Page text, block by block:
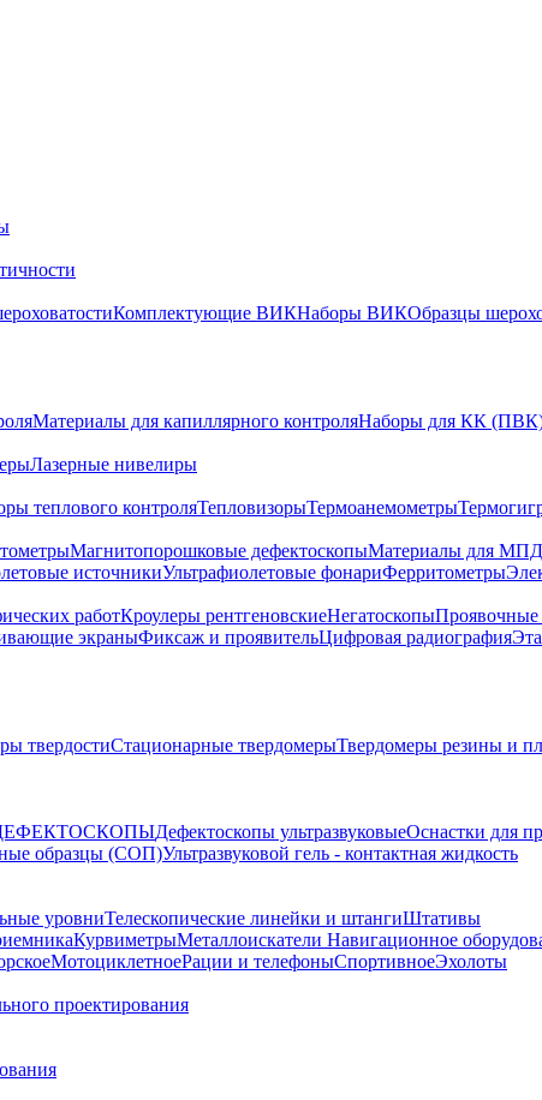
Комплектующие ВИКНаборы ВИКОбразцы
Материалы для капиллярного контроляНаборы для КК
Лазерные нивелиры
теплового контроляТепловизорыТермоанемометры
Магнитопорошковые дефектоскопыМатериалы для МПД
источникиУльтрафиолетовые фонариФерритометры
работКроулеры рентгеновскиеНегатоскопы
экраныФиксаж и проявительЦифровая радиография
твердостиСтационарные твердомерыТвердомеры резины и
Дефектоскопы ультразвуковыеОснастки для
образцы (СОП)Ультразвуковой гель - контактная жидкость
уровниТелескопические линейки и штангиШтативы
КурвиметрыМеталлоискатели Навигационное
МотоциклетноеРации и телефоныСпортивноеЭхолоты
проектирования